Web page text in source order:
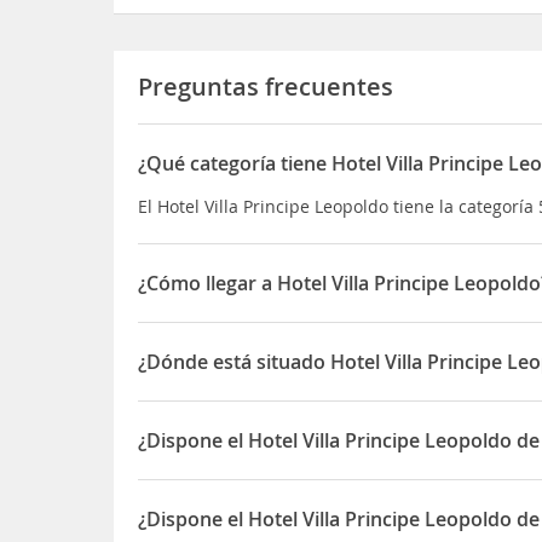
Preguntas frecuentes
¿Qué categoría tiene Hotel Villa Principe
El Hotel Villa Principe Leopoldo tiene la categoría
¿Cómo llegar a Hotel Villa Principe
El hotel está situado en un lugar elevado, con
luego de la histórica villa, y comparte la misma
principal, y la encontramos escondida en el
4 km hasta el Parque Ferial más cercano (palazzo
¿Dónde está situado Hotel Villa Principe
El Hotel Villa Principe Leopoldo está situado en
¿Dispone el Hotel Villa Principe Leopoldo
Sí, el Hotel Villa Principe Leopoldo dispone de
¿Dispone el Hotel Villa Principe Leopoldo